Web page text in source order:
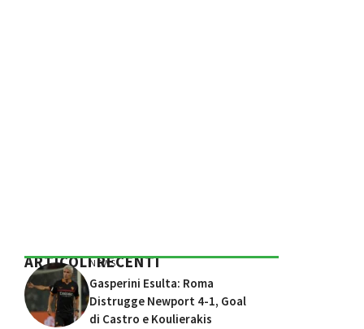
ARTICOLI RECENTI
NEWS
Gasperini Esulta: Roma
Distrugge Newport 4-1, Goal
di Castro e Koulierakis